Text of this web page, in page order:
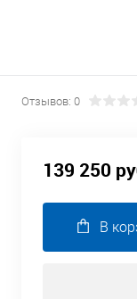
Отзывов: 0
139 250
В